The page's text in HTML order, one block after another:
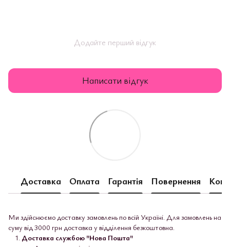
Додайте перший відгук
Написати відгук
Доставка Оплата Гарантія Повернення
Ми здійснюємо доставку замовлень по всій Україні. Для замовлень на
суму від 3000 грн доставка у відділення безкоштовна.
Доставка службою "Нова Пошта"